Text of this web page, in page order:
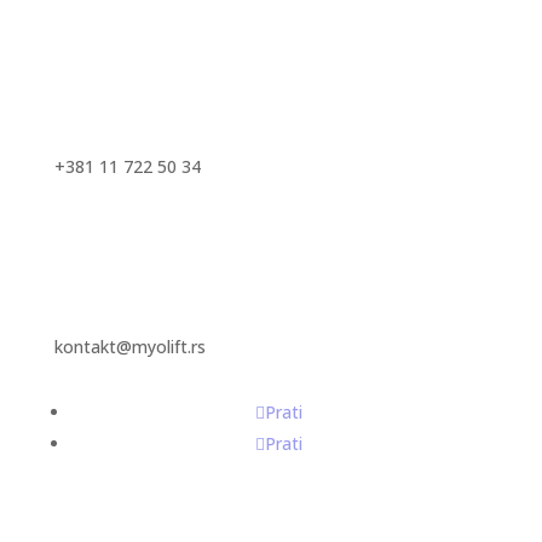
+381 11 722 50 34
kontakt@myolift.rs
Prati
Prati